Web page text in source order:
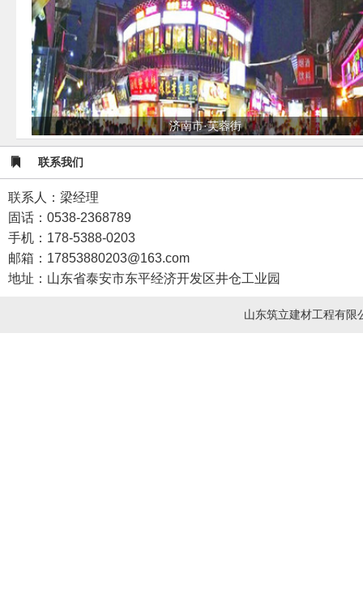
济南市·芙蓉街
联系我们
联系人：梁经理
固话：0538-2368789
手机：178-5388-0203
邮箱：17853880203@163.com
地址：山东省泰安市东平经济开发区井仓工业园
山东筑立建材工程有